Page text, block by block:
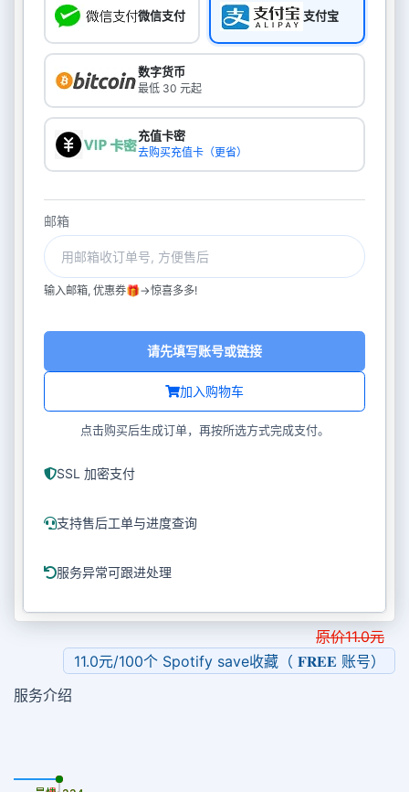
微信支付 支付宝
数字货币
最低 30 元起
充值卡密
去购买充值卡（更省）
邮箱
输入邮箱, 优惠券🎁->惊喜多多!
加入购物车
请先填写账号或链接
点击购买后生成订单，再按所选方式完成支付。
SSL 加密支付
支持售后工单与进度查询
服务异常可跟进处理
原价11.0元
11.0元/100个 Spotify save收藏（ 𝐅𝐑𝐄𝐄 账号）
服务介绍